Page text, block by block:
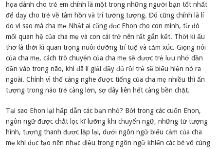
họa dành cho trẻ em chính là một trong những người bạn tốt nhất
để dạy cho trẻ về tâm hồn và trí tưởng tượng. Đó cũng chính là lí
do vì sao mà cha mẹ Nhật ai cũng đọc Ehon cho con mình, từ đó
mối quan hệ của cha mẹ và con cái trở nên rất gắn kết. Thời kì ấu
thơ là thời kì quan trọng nuôi dưỡng trí tuệ và cảm xúc. Giọng nói
của cha mẹ, cách trò chuyện của cha mẹ sẽ được trẻ lưu nhớ dần
dần vào trong não, khi đã lí giải đầy đủ rồi trẻ sẽ biểu hiện nó ra
ngoài. Chính vì thế càng nghe được tiếng của cha mẹ nhiều thì ấn
tượng trong não trẻ càng lớn, sợ dây liên hết càng bền chặt.
Tại sao Ehon lại hấp dẫn các bạn nhỏ? Bởi trong các cuốn Ehon,
ngôn ngữ được chắt lọc kĩ lưỡng khi chuyển ngữ, những từ tượng
hình, tượng thanh được lặp lại, dưới ngôn ngữ biểu cảm của cha
mẹ khi đọc tạo nên nhạc điệu trong ngôn ngữ khiến các bé vô cùng